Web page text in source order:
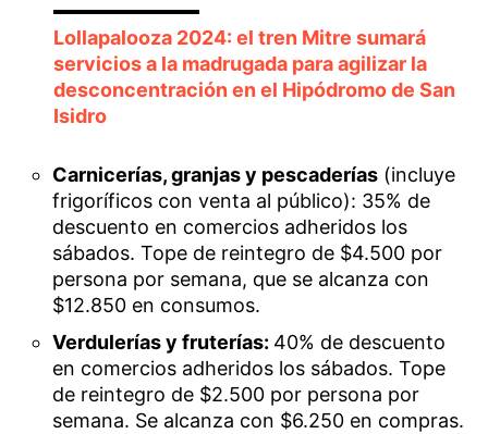
Lollapalooza 2024: el tren Mitre sumará
servicios a la madrugada para agilizar la
desconcentración en el Hipódromo de San
Isidro
Carnicerías, granjas y pescaderías (incluye
frigoríficos con venta al público): 35% de
descuento en comercios adheridos los
sábados. Tope de reintegro de $4.500 por
persona por semana, que se alcanza con
$12.850 en consumos.
Verdulerías y fruterías: 40% de descuento
en comercios adheridos los sábados. Tope
de reintegro de $2.500 por persona por
semana. Se alcanza con $6.250 en compras.